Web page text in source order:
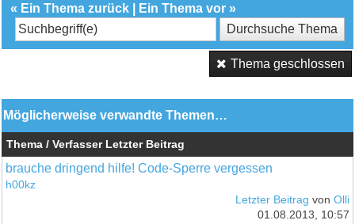
« Ein Thema zurück Ein Thema vor »
Thema geschlossen
Möglicherweise verwandte Themen…
Thema / Verfasser Letzter Beitrag
brauche dringend hilfe! Code-Sperre vergessen
h00kz
Letzter Beitrag von Olli
01.08.2013, 10:57